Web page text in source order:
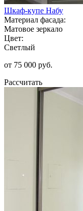
Шкаф-купе Набу
Материал фасада:
Матовое зеркало
Цвет:
Светлый
от 75 000 руб.
Рассчитать